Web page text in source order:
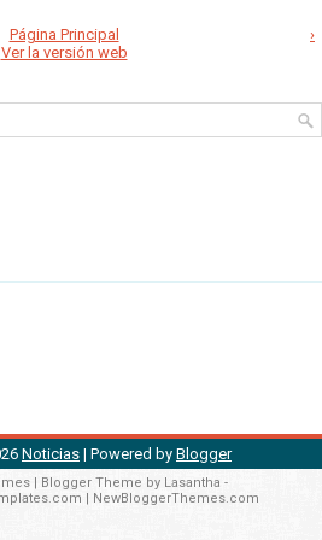
›
Página Principal
Ver la versión web
Noticias | Powered by Blogger
| Blogger Theme by Lasantha -
| NewBloggerThemes.com